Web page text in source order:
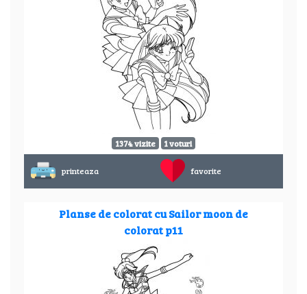
1374 vizite 1 voturi
printeaza favorite
Planse de colorat cu Sailor moon de
colorat p11